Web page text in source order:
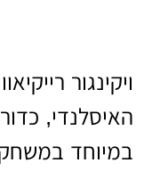
ויקינגור
האיסלנדי,
במיוחד